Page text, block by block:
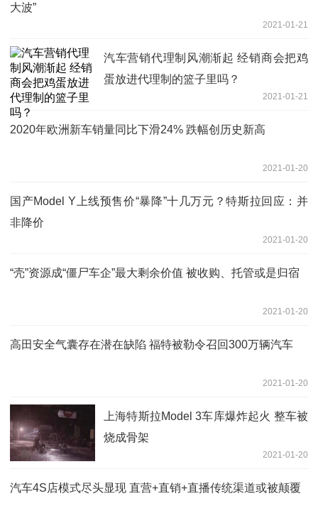
大波”
2021-01-21
汽车营销代理制风潮渐起 经销商会把鸡
蛋放进代理制的篮子里吗？
2021-01-21
2020年欧洲新车销量同比下滑24% 跌幅创历史新高
2021-01-20
国产Model Y上线预售价“暴降”十几万元？特斯拉回应：并
非降价
2021-01-20
“壳”资源成“僵尸车企”最大剩余价值 被收购、托管或是归宿
2021-01-20
高田安全气囊存在潜在缺陷 福特被勒令召回300万辆汽车
2021-01-20
上海特斯拉Model 3车库爆炸起火 整车被
烧成骨架
2021-01-20
汽车4S店模式尽头显现 直营+直销+直播传统渠道或被颠覆